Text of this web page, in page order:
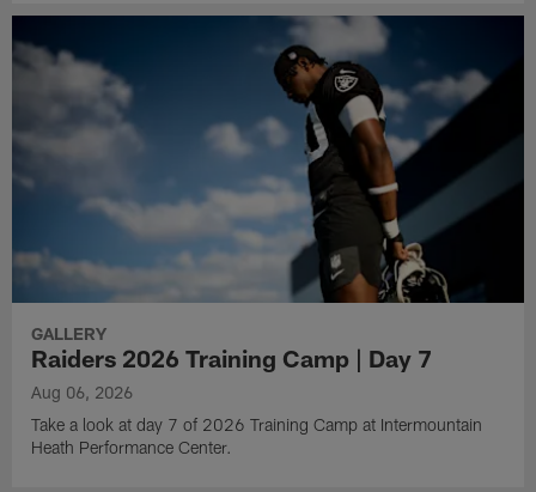
GALLERY
Raiders 2026 Training Camp | Day 7
Aug 06, 2026
Take a look at day 7 of 2026 Training Camp at Intermountain
Heath Performance Center.